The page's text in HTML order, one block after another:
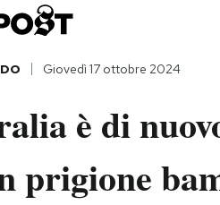
Giovedì 17 ottobre 2024
è di
prigione